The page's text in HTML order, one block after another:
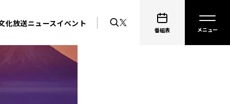
化放送ニュースイベント
番組表